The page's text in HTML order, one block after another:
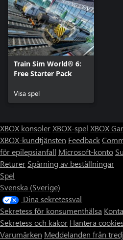
Train Sim World® 6:
Free Starter Pack
Visa spel
XBOX konsolerXBOX-spel XBOX
XBOX-kundtjänsten Feedback
för epilepsianfall Microsoft-konto
Returer Spårning av beställningar
Spel
Svenska (Sverige)
Dina sekretessval
Sekretess för konsumenthälsa
Sekretess och kakor Hantera cookies
Varumärken Meddelanden från